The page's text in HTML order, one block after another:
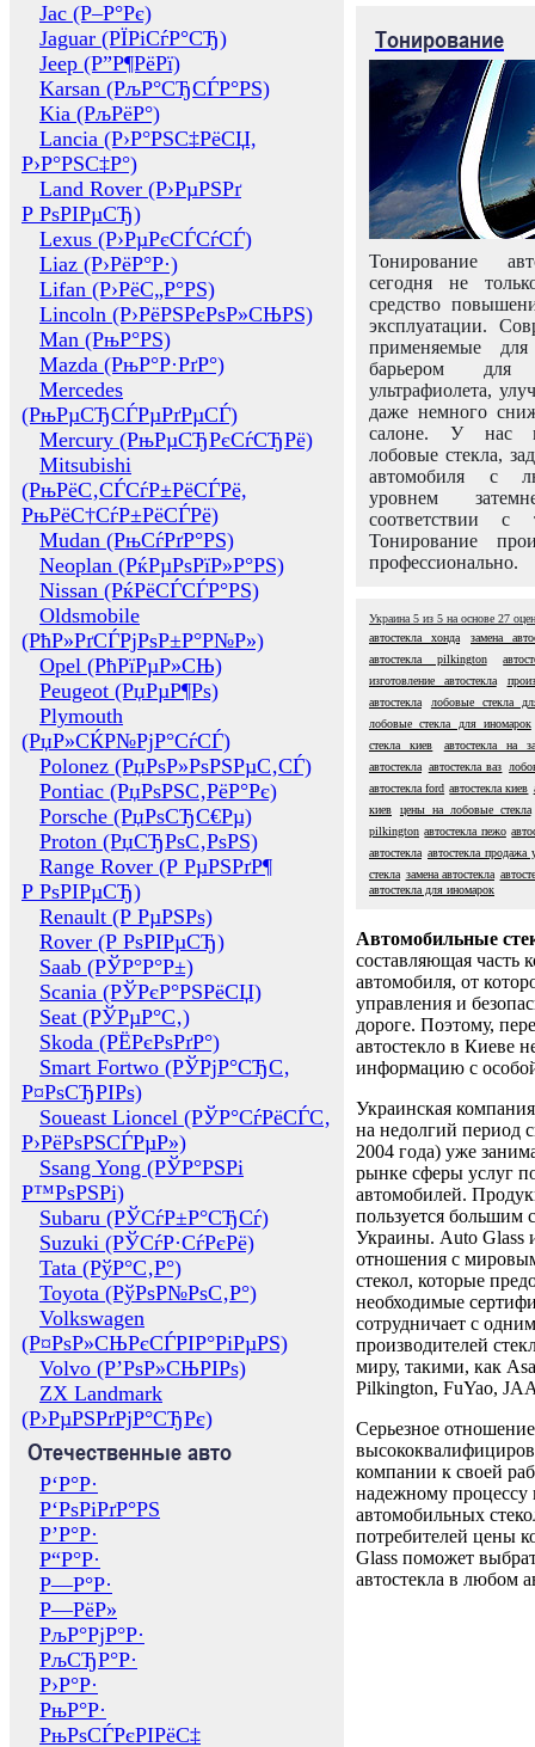
Jac (Р–Р°Рє)
Jaguar (РЇРіСѓР°СЂ)
Jeep (Р”Р¶РёРї)
Karsan (РљР°СЂСЃР°РЅ)
Kia (РљРёР°)
Lancia (Р›Р°РЅС‡РёСЏ,
Р›Р°РЅС‡Р°)
Land Rover (Р›РµРЅРґ
Р РѕРІРµСЂ)
Lexus (Р›РµРєСЃСѓСЃ)
Liaz (Р›РёР°Р·)
Lifan (Р›РёС„Р°РЅ)
Lincoln (Р›РёРЅРєРѕР»СЊРЅ)
Man (РњР°РЅ)
Mazda (РњР°Р·РґР°)
Mercedes
(РњРµСЂСЃРµРґРµСЃ)
Mercury (РњРµСЂРєСѓСЂРё)
Mitsubishi
(РњРёС‚СЃСѓР±РёСЃРё,
РњРёС†СѓР±РёСЃРё)
Mudan (РњСѓРґР°РЅ)
Neoplan (РќРµРѕРїР»Р°РЅ)
Nissan (РќРёСЃСЃР°РЅ)
Oldsmobile
(РћР»РґСЃРјРѕР±Р°Р№Р»)
Opel (РћРїРµР»СЊ)
Peugeot (РџРµР¶Рѕ)
Plymouth
(РџР»СЌР№РјР°СѓСЃ)
Polonez (РџРѕР»РѕРЅРµС‚СЃ)
Pontiac (РџРѕРЅС‚РёР°Рє)
Porsche (РџРѕСЂС€Рµ)
Proton (РџСЂРѕС‚РѕРЅ)
Range Rover (Р РµРЅРґР¶
Р РѕРІРµСЂ)
Renault (Р РµРЅРѕ)
Rover (Р РѕРІРµСЂ)
Saab (РЎР°Р°Р±)
Scania (РЎРєР°РЅРёСЏ)
Seat (РЎРµР°С‚)
Skoda (РЁРєРѕРґР°)
Smart Fortwo (РЎРјР°СЂС‚
Р¤РѕСЂРІРѕ)
Soueast Lioncel (РЎР°СѓРёСЃС‚
Р›РёРѕРЅСЃРµР»)
Ssang Yong (РЎР°РЅРі
Р™РѕРЅРі)
Subaru (РЎСѓР±Р°СЂСѓ)
Suzuki (РЎСѓР·СѓРєРё)
Tata (РўР°С‚Р°)
Toyota (РўРѕР№РѕС‚Р°)
Volkswagen
(Р¤РѕР»СЊРєСЃРІР°РіРµРЅ)
Volvo (Р’РѕР»СЊРІРѕ)
ZX Landmark
(Р›РµРЅРґРјР°СЂРє)
Отечественные авто
Р‘Р°Р·
Р‘РѕРіРґР°РЅ
Р’Р°Р·
Р“Р°Р·
Р—Р°Р·
Р—РёР»
РљР°РјР°Р·
РљСЂР°Р·
Р›Р°Р·
РњР°Р·
РњРѕСЃРєРІРёС‡
Тонирование
Тонирование
сегодня не
средство
эксплуатации.
применяемые
барьером для
ультрафиолета,
даже немного
салоне. У нас
лобовые стекла,
автомобиля с
уровнем
соответствии с
Тонирование
профессионально.
Украина 5 из 5 на основе 27
автостекла хонда
замена
автостекла pilkington
изготовление автостекла
автостекла
лобовые стекла
лобовые стекла для иномарок
стекла киев
автостекла на
автостекла автостекла ваз
автостекла ford автостекла киев
киев
цены на лобовые стекла
pilkington автостекла пежо
автостекла автостекла продажа
стекла замена автостекла
автостекла для иномарок
Автомобильные
составляющая часть
автомобиля, от
управления и
дороге. Поэтому,
автостекло в Киеве
информацию с
Украинская
на недолгий период
2004 года) уже
рынке сферы услуг
автомобилей.
пользуется большим
Украины. Auto Glass
отношения с
стекол, которые
необходимые
сотрудничает с
производителей
миру, такими, как
Pilkington, FuYao,
Серьезное отношение
компании к своей
надежному процессу
автомобильных
потребителей цены
Glass поможет
автостекла в любом